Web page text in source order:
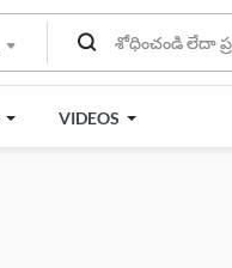
VIDEOS